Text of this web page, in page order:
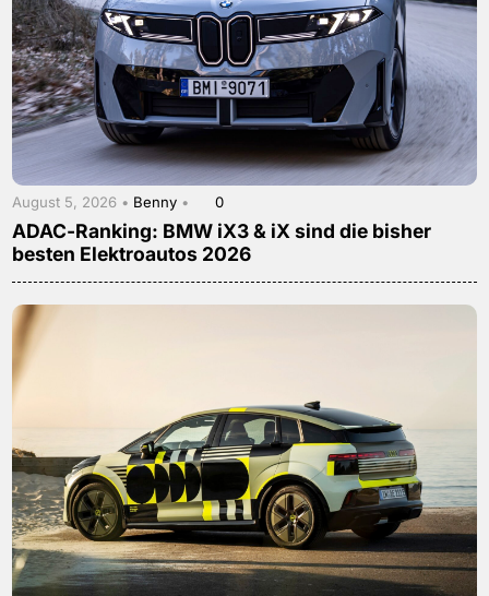
August 5, 2026 • Benny • 0
ADAC-Ranking: BMW iX3 & iX sind die bisher
besten Elektroautos 2026